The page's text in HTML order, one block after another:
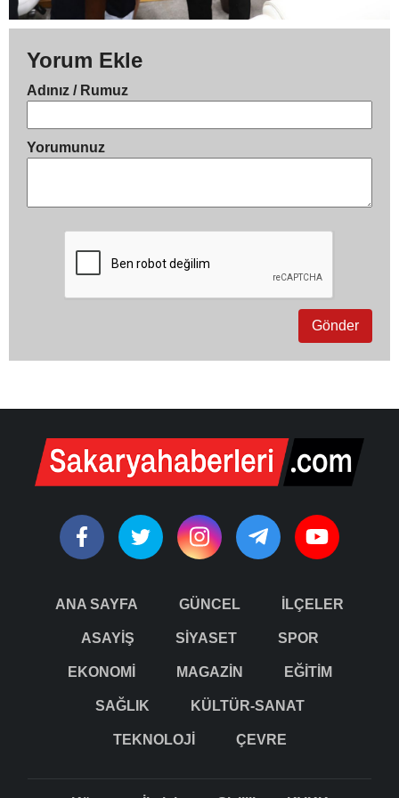
Yorum Ekle
Adınız / Rumuz
Yorumunuz
ANA SAYFA GÜNCEL İLÇELER
ASAYİŞ SİYASET SPOR
EKONOMİ MAGAZİN EĞİTİM
SAĞLIK KÜLTÜR-SANAT
TEKNOLOJİ ÇEVRE